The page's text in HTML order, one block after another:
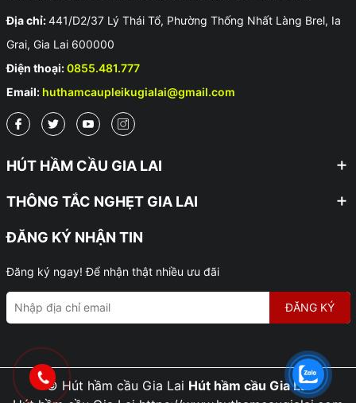
Địa chỉ:441/D2/37 Lý Thái Tổ, Phường Thống Nhất Làng Brel, Ia
Grai, Gia Lai 600000
Điện thoại:0855.481.777
Email: huthamcaupleikugialai@gmail.com
HÚT HẦM CẦU GIA LAI
THÔNG TẮC NGHẸT GIA LAI
ĐĂNG KÝ NHẬN TIN
Đăng ký ngay! Để nhận thật nhiều ưu đãi
ĐĂNG KÝ
© Hút hầm cầu Gia Lai Hút hầm cầu Gia Lai